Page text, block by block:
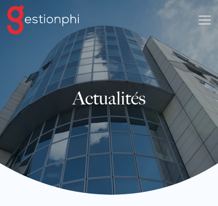
Actualités